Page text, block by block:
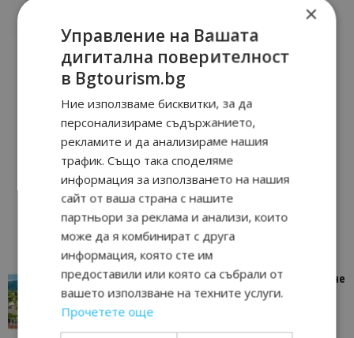
“Пощенска картичка от…”: Петрич – Изживяване
отвъд очакваното
Петрич 11/07/2026 11:22
×
Управление на Вашата
дигитална поверителност
в Bgtourism.bg
Ние използваме бисквитки, за да
персонализираме съдържанието,
рекламите и да анализираме нашия
трафик. Също така споделяме
информация за използването на нашия
сайт от ваша страна с нашите
партньори за реклама и анализи, които
може да я комбинират с друга
информация, която сте им
предоставили или която са събрали от
вашето използване на техните услуги.
Прочетете още